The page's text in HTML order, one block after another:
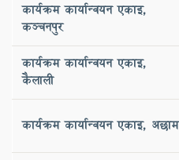
कार्यक्रम कार्यान्वयन एकाइ, ‌
कञ्‍चनपुर
कार्यक्रम कार्यान्वयन एकाइ, ‌
कैलाली
कार्यक्रम कार्यान्वयन एकाइ, ‌अछाम